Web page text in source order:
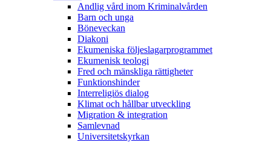
Andlig vård inom Kriminalvården
Barn och unga
Böneveckan
Diakoni
Ekumeniska följeslagarprogrammet
Ekumenisk teologi
Fred och mänskliga rättigheter
Funktionshinder
Interreligiös dialog
Klimat och hållbar utveckling
Migration & integration
Samlevnad
Universitetskyrkan